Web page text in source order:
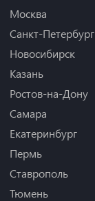
Москва
Санкт-Петербург
Новосибирск
Казань
Ростов-на-Дону
Самара
Екатеринбург
Пермь
Ставрополь
Тюмень